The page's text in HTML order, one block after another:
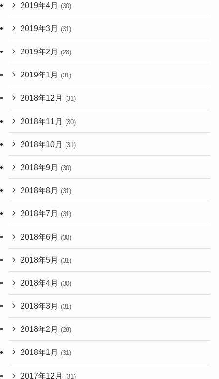
2019年4月 (30)
2019年3月 (31)
2019年2月 (28)
2019年1月 (31)
2018年12月 (31)
2018年11月 (30)
2018年10月 (31)
2018年9月 (30)
2018年8月 (31)
2018年7月 (31)
2018年6月 (30)
2018年5月 (31)
2018年4月 (30)
2018年3月 (31)
2018年2月 (28)
2018年1月 (31)
2017年12月 (31)